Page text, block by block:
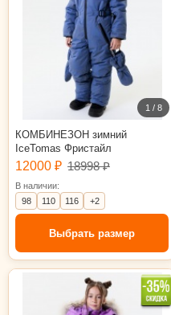
1 / 8
КОМБИНЕЗОН зимний
IceTomas Фристайл
12000 ₽ 18998 ₽
В наличии:
98
110 116 +2
Выбрать размер